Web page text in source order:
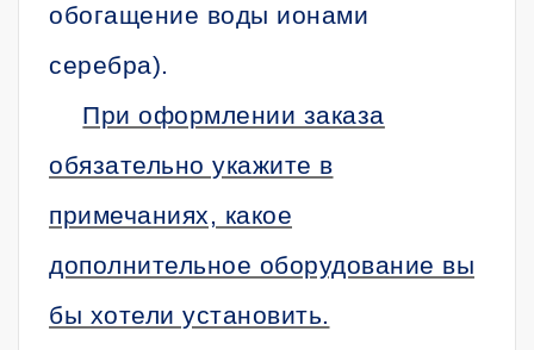
обогащение воды ионами
серебра).
При оформлении заказа
обязательно укажите в
примечаниях, какое
дополнительное оборудование вы
бы хотели установить.